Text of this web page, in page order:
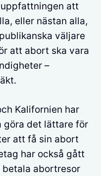
att
eller nästan alla,
väljare
att abort ska vara
–
Kalifornien har
göra det lättare för
att få sin abort
har också gått
abortresor